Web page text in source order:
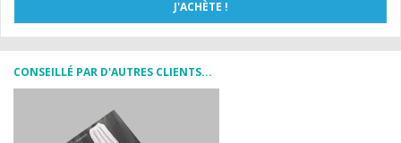
CONSEILLÉ PAR D'AUTRES CLIENTS...